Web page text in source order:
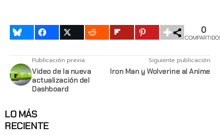
0
Publicación previa
Video de la nueva
actualización del
Dashboard
Siguiente publicación
Iron Man y Wolverine al Anime
LO MÁS
RECIENTE